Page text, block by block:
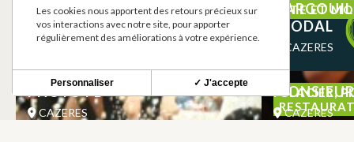
PHARMACIE CENTRALE
CAZERES
SITE ET
FEODAL
CAZERES
PHOTO FB
CAZERES
GLACIER,
CAZERES
Les cookies nous apportent des retours précieux sur
vos interactions avec notre site, pour apporter
régulièrement des améliorations à votre expérience.
✓ J'accepte
Personnaliser